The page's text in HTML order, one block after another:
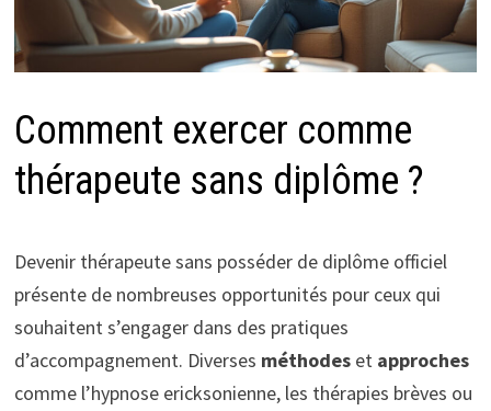
Comment exercer comme
thérapeute sans diplôme ?
Devenir thérapeute sans posséder de diplôme officiel
présente de nombreuses opportunités pour ceux qui
souhaitent s’engager dans des pratiques
d’accompagnement. Diverses méthodeset approches
comme l’hypnose ericksonienne, les thérapies brèves ou